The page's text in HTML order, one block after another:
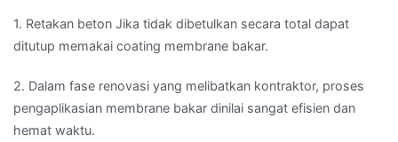
1. Retakan beton Jika tidak dibetulkan secara total dapat
ditutup memakai coating membrane bakar.
2. Dalam fase renovasi yang melibatkan kontraktor, proses
pengaplikasian membrane bakar dinilai sangat efisien dan
hemat waktu.